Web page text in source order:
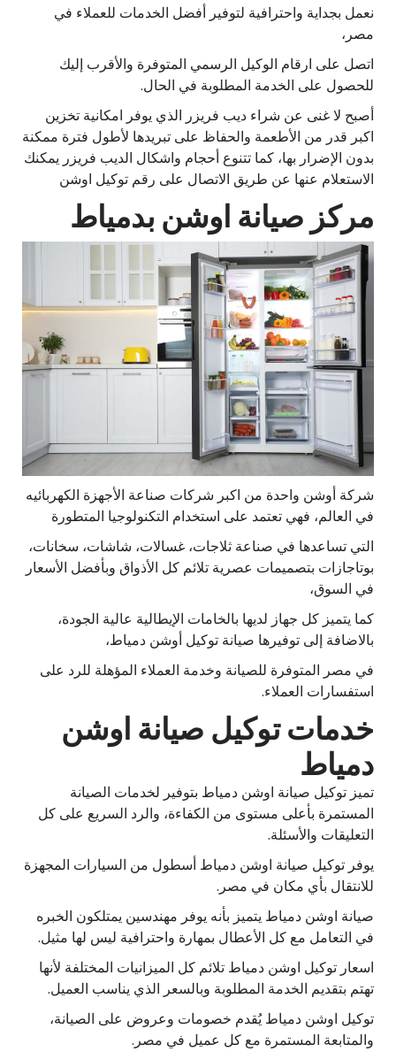
نعمل بجداية واحترافية لتوفير أفضل الخدمات للعملاء في
مصر،
اتصل على ارقام الوكيل الرسمي المتوفرة والأقرب إليك
للحصول على الخدمة المطلوبة في الحال.
أصبح لا غنى عن شراء ديب فريزر الذي يوفر امكانية تخزين
اكبر قدر من الأطعمة والحفاظ على تبريدها لأطول فترة ممكنة
بدون الإضرار بها، كما تتنوع أحجام واشكال الديب فريزر يمكنك
الاستعلام عنها عن طريق الاتصال على رقم توكيل اوشن
مركز صيانة اوشن بدمياط
شركة أوشن واحدة من اكبر شركات صناعة الأجهزة الكهربائيه
في العالم، فهي تعتمد على استخدام التكنولوجيا المتطورة
التي تساعدها في صناعة ثلاجات، غسالات، شاشات، سخانات،
بوتاجازات بتصميمات عصرية تلائم كل الأذواق وبأفضل الأسعار
في السوق،
كما يتميز كل جهاز لديها بالخامات الإيطالية عالية الجودة،
بالاضافة إلى توفيرها صيانة توكيل أوشن دمياط،
في مصر المتوفرة للصيانة وخدمة العملاء المؤهلة للرد على
استفسارات العملاء.
خدمات توكيل صيانة اوشن
دمياط
تميز توكيل صيانة اوشن دمياط بتوفير لخدمات الصيانة
المستمرة بأعلى مستوى من الكفاءة، والرد السريع على كل
التعليقات والأسئلة.
يوفر توكيل صيانة اوشن دمياط أسطول من السيارات المجهزة
للانتقال بأي مكان في مصر.
صيانة اوشن دمياط يتميز بأنه يوفر مهندسين يمتلكون الخبره
في التعامل مع كل الأعطال بمهارة واحترافية ليس لها مثيل.
اسعار توكيل اوشن دمياط تلائم كل الميزانيات المختلفة لأنها
تهتم بتقديم الخدمة المطلوبة وبالسعر الذي يناسب العميل.
توكيل اوشن دمياط يُقدم خصومات وعروض على الصيانة،
والمتابعة المستمرة مع كل عميل في مصر.